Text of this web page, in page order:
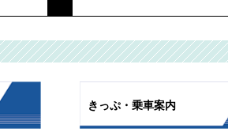
きっぷ・乗車案内